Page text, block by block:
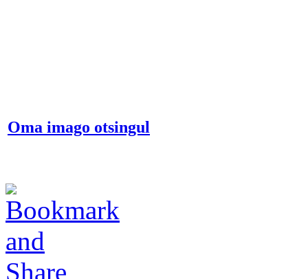
Oma imago otsingul